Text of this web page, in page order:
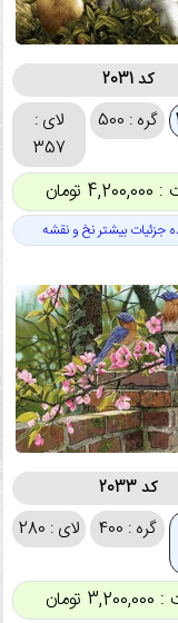
کد 2031
گره : 500
لای :
357
جزئیات بیشتر نخ و نقشه
کد 2033
گره : 400 لای : 280